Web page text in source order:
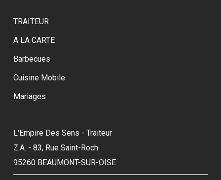
TRAITEUR
A LA CARTE
Barbecues
Cuisine Mobile
Mariages
L'Empire Des Sens - Traiteur
Z.A. - 83, Rue Saint-Roch
95260 BEAUMONT-SUR-OISE